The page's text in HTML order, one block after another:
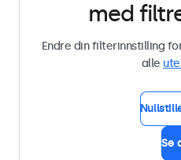
med
Endre din filterinnstilling
alle
Se